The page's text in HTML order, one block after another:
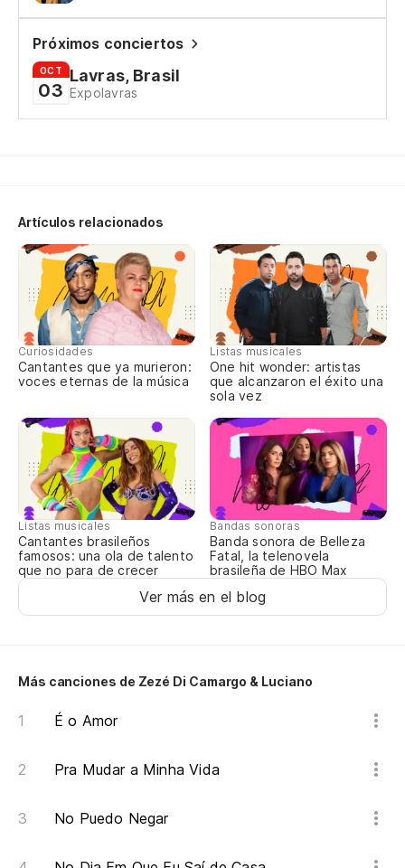
Próximos conciertos
OCT
03
Lavras, Brasil
Expolavras
Artículos relacionados
Curiosidades
Cantantes que ya murieron:
voces eternas de la música
Listas musicales
One hit wonder: artistas
que alcanzaron el éxito una
sola vez
Listas musicales
Cantantes brasileños
famosos: una ola de talento
que no para de crecer
Bandas sonoras
Banda sonora de Belleza
Fatal, la telenovela
brasileña de HBO Max
Ver más en el blog
Más canciones de Zezé Di Camargo & Luciano
É o Amor
Pra Mudar a Minha Vida
No Puedo Negar